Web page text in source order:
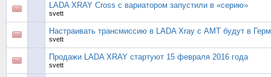
LADA XRAY Cross с вариатором запустили в «серию»
svett
Настраивать трансмиссию в LADA Xray с АМТ будут в
svett
Продажи LADA XRAY стартуют 15 февраля 2016 года
svett